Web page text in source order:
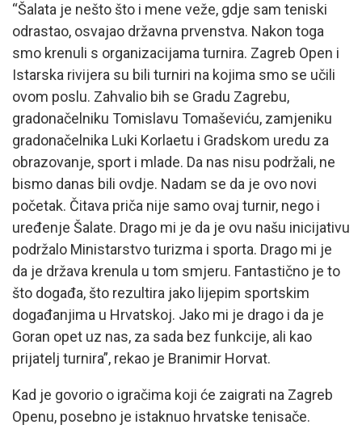
“Šalata je nešto što i mene veže, gdje sam teniski
odrastao, osvajao državna prvenstva. Nakon toga
smo krenuli s organizacijama turnira. Zagreb Open i
Istarska rivijera su bili turniri na kojima smo se učili
ovom poslu. Zahvalio bih se Gradu Zagrebu,
gradonačelniku Tomislavu Tomaševiću, zamjeniku
gradonačelnika Luki Korlaetu i Gradskom uredu za
obrazovanje, sport i mlade. Da nas nisu podržali, ne
bismo danas bili ovdje. Nadam se da je ovo novi
početak. Čitava priča nije samo ovaj turnir, nego i
uređenje Šalate. Drago mi je da je ovu našu inicijativu
podržalo Ministarstvo turizma i sporta. Drago mi je
da je država krenula u tom smjeru. Fantastično je to
što događa, što rezultira jako lijepim sportskim
događanjima u Hrvatskoj. Jako mi je drago i da je
Goran opet uz nas, za sada bez funkcije, ali kao
prijatelj turnira”, rekao je Branimir Horvat.
Kad je govorio o igračima koji će zaigrati na Zagreb
Openu, posebno je istaknuo hrvatske tenisače.